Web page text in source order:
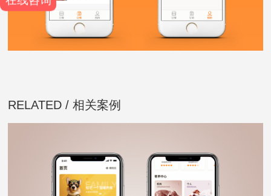
RELATED / 相关案例